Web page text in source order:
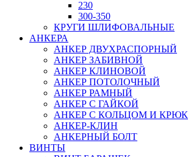
230
300-350
КРУГИ ШЛИФОВАЛЬНЫЕ
АНКЕРА
АНКЕР ДВУХРАСПОРНЫЙ
АНКЕР ЗАБИВНОЙ
АНКЕР КЛИНОВОЙ
АНКЕР ПОТОЛОЧНЫЙ
АНКЕР РАМНЫЙ
АНКЕР С ГАЙКОЙ
АНКЕР С КОЛЬЦОМ И
АНКЕР-КЛИН
АНКЕРНЫЙ БОЛТ
ВИНТЫ